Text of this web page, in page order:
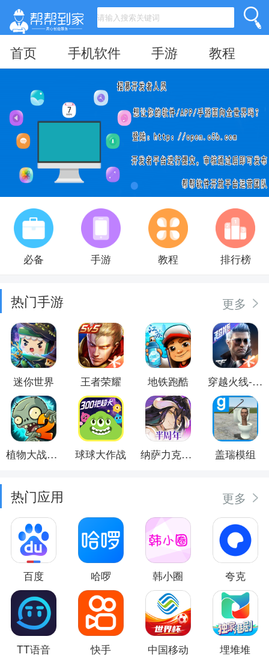
首页 手机软件 手游 教程
必备 手游 教程 排行榜
热门手游 更多
迷你世界 王者荣耀 地铁跑酷 穿越火线-枪战王者
植物大战僵尸2 球球大作战 纳萨力克之王 盖瑞模组
热门应用 更多
百度 哈啰 韩小圈 夸克
TT语音 快手 中国移动 埋堆堆